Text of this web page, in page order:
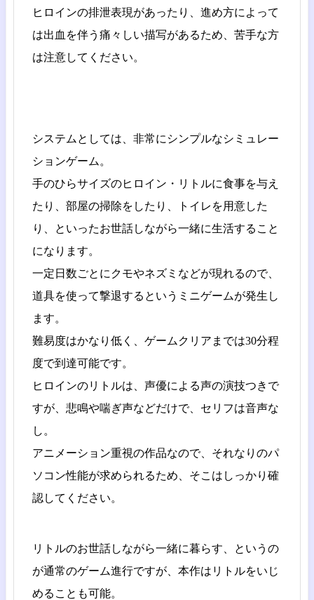
ヒロインの排泄表現があったり、進め方によって
は出血を伴う痛々しい描写があるため、苦手な方
は注意してください。
システムとしては、非常にシンプルなシミュレー
ションゲーム。
手のひらサイズのヒロイン・リトルに食事を与え
たり、部屋の掃除をしたり、トイレを用意した
り、といったお世話しながら一緒に生活すること
になります。
一定日数ごとにクモやネズミなどが現れるので、
道具を使って撃退するというミニゲームが発生し
ます。
難易度はかなり低く、ゲームクリアまでは30分程
度で到達可能です。
ヒロインのリトルは、声優による声の演技つきで
すが、悲鳴や喘ぎ声などだけで、セリフは音声な
し。
アニメーション重視の作品なので、それなりのパ
ソコン性能が求められるため、そこはしっかり確
認してください。
リトルのお世話しながら一緒に暮らす、というの
が通常のゲーム進行ですが、本作はリトルをいじ
めることも可能。